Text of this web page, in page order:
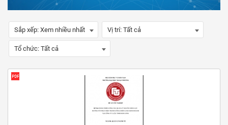
Sắp xếp: Xem nhiều nhất Vị trí: Tất cả
Tổ chức: Tất cả